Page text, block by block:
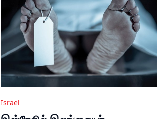
Israel